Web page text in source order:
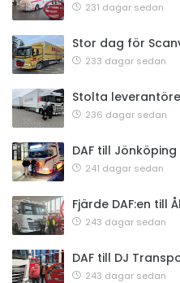
231 dagar sedan
Stor dag för
233 dagar sedan
Stolta
236 dagar sedan
DAF till Jönköping
241 dagar sedan
Fjärde DAF:en till
243 dagar sedan
DAF till DJ
243 dagar sedan